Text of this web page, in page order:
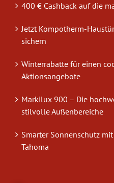
400 € Cashback auf die
Jetzt Kompotherm-
sichern
Winterrabatte für einen
Aktionsangebote
Markilux 900 – Die
stilvolle Außenbereiche
Smarter Sonnenschutz
Tahoma